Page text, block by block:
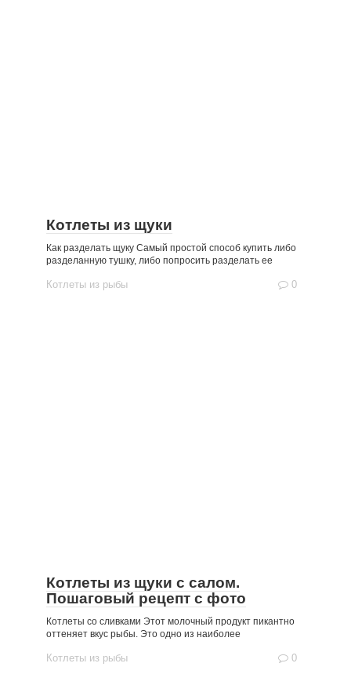
Котлеты из щуки
Как разделать щуку Самый простой способ купить либо
разделанную тушку, либо попросить разделать ее
Котлеты из рыбы 0
Котлеты из щуки с салом.
Пошаговый рецепт с фото
Котлеты со сливками Этот молочный продукт пикантно
оттеняет вкус рыбы. Это одно из наиболее
Котлеты из рыбы 0